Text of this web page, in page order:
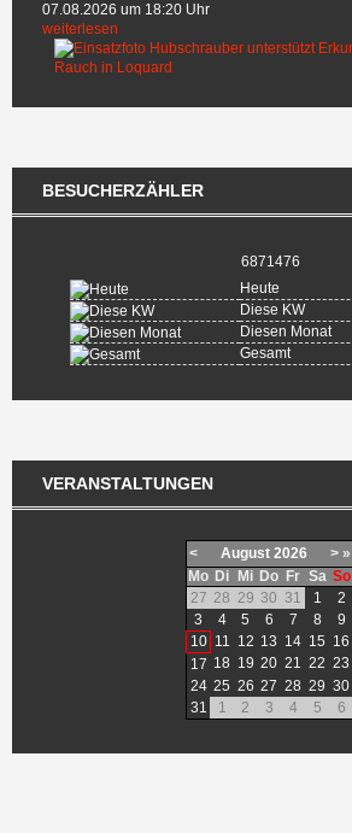
07.08.2026 um 18:20 Uhr
weiterlesen
BESUCHERZÄHLER
6871476
Heute
Diese KW
Diesen Monat
Gesamt
VERANSTALTUNGEN
< August 2026 > »
Mo Di Mi Do Fr Sa So
27 28 29 30 31 1
2
3
4 5 6 7 8
9
10 11 12 13 14 15 16
17 18 19 20 21 22 23
24 25 26 27 28 29 30
31
1 2 3 4 5 6